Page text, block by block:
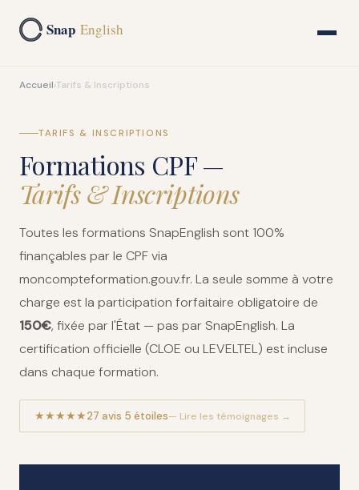
Snap English
Accueil›Tarifs & Inscriptions
TARIFS & INSCRIPTIONS
Formations CPF —
Tarifs & Inscriptions
Toutes les formations SnapEnglish sont 100%
finançables par le CPF via
moncompteformation.gouv.fr. La seule somme à votre
charge est la participation forfaitaire obligatoire de
150€, fixée par l'État — pas par SnapEnglish. La
certification officielle (CLOE ou LEVELTEL) est incluse
dans chaque formation.
★★★★★27 avis 5 étoiles— Lire les témoignages →